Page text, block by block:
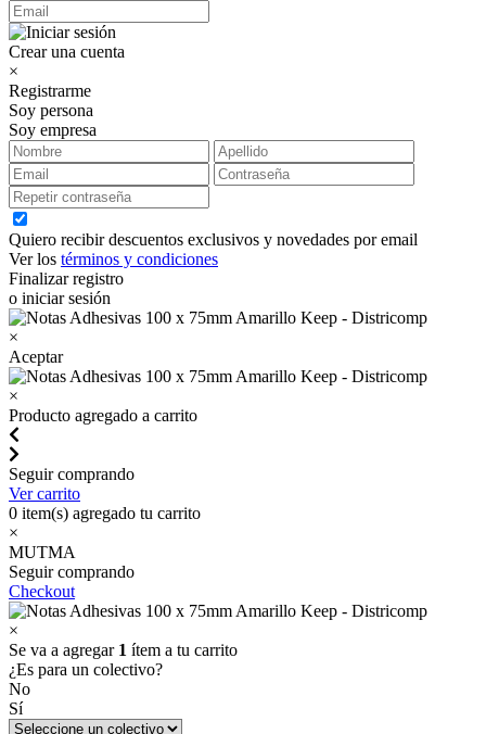
Crear una cuenta
×
Registrarme
Soy persona
Soy empresa
Quiero recibir descuentos exclusivos y novedades por email
Ver los términos y condiciones
Finalizar registro
o iniciar sesión
×
Aceptar
×
Producto agregado a carrito
Seguir comprando
Ver carrito
0 item(s) agregado tu carrito
×
MUTMA
Seguir comprando
Checkout
×
Se va a agregar 1 ítem a tu carrito
¿Es para un colectivo?
No
Sí